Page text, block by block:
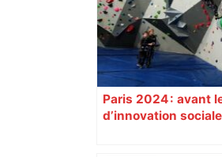
Paris 2024 : avant
d’innovation